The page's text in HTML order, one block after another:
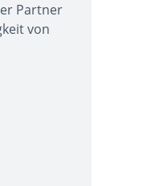
Partner
von